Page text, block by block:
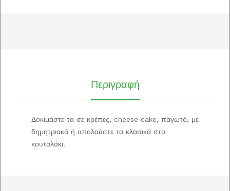
Περιγραφή
Δοκιμάστε τα σε κρέπες, cheese cake, παγωτό, με
δημητριακά ή απολαύστε τα κλασικά στο
κουταλάκι.